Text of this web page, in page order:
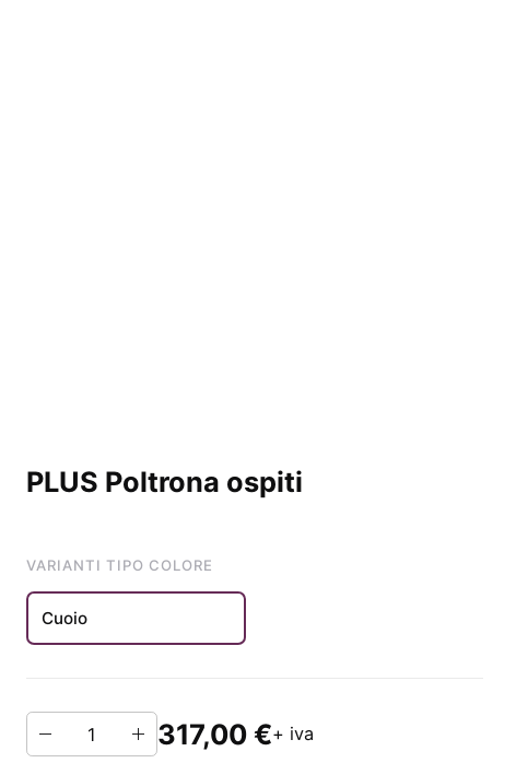
PLUS Poltrona ospiti
VARIANTI TIPO COLORE
Cuoio
317,00 €+ iva